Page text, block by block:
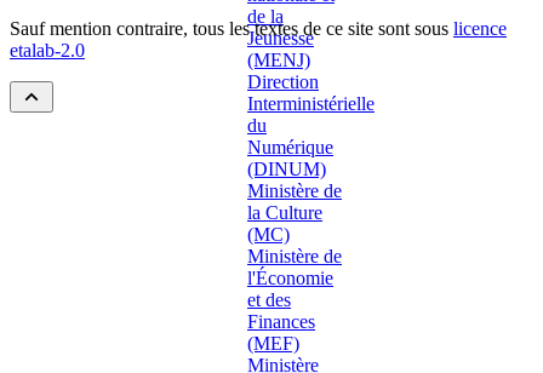
Sauf mention contraire, tous les textes de ce site sont sous licence
etalab-2.0